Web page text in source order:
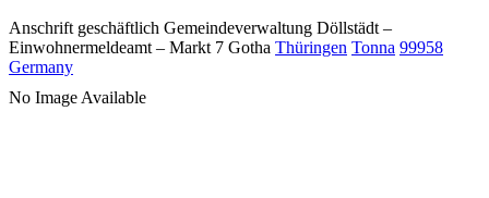
Anschrift geschäftlich Gemeindeverwaltung Döllstädt –
Einwohnermeldeamt – Markt 7 Gotha Thüringen Tonna 99958
Germany
No Image Available